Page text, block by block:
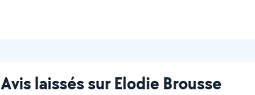
Avis laissés sur Elodie Brousse